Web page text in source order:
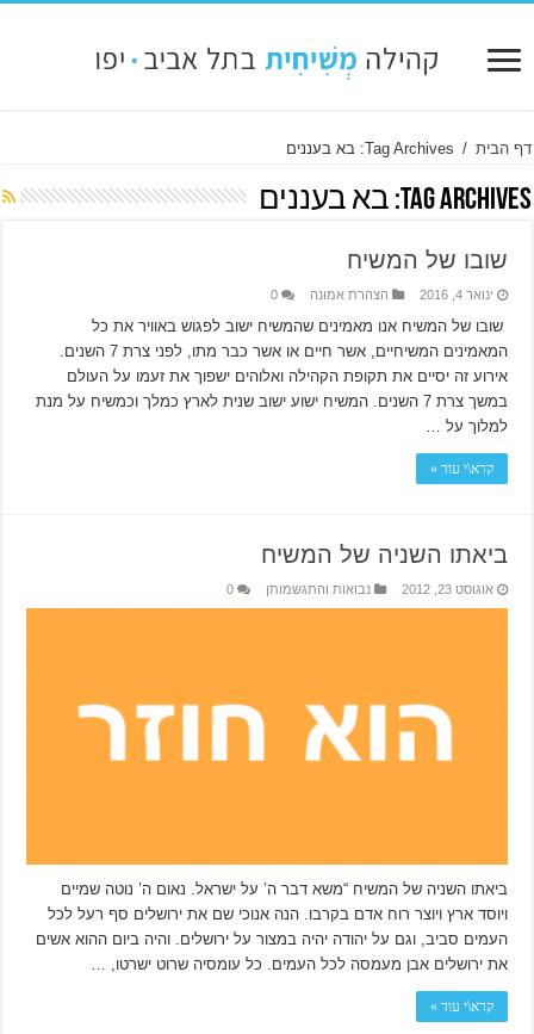
דף הבית / Tag Archives: בא בעננים
Tag Archives: בא בעננים
שובו של המשיח
ינואר 4, 2016 הצהרת אמונה 0
שובו של המשיח אנו מאמינים שהמשיח ישוב לפגוש באוויר את כל
המאמינים המשיחיים, אשר חיים או אשר כבר מתו, לפני צרת 7 השנים.
אירוע זה יסיים את תקופת הקהילה ואלוהים ישפוך את זעמו על העולם
במשך צרת 7 השנים. המשיח ישוע ישוב שנית לארץ כמלך וכמשיח על מנת
למלוך על …
קרא\י עוד »
ביאתו השניה של המשיח
אוגוסט 23, 2012 נבואות והתגשמותן 0
ביאתו השניה של המשיח “משא דבר ה’ על ישראל. נאום ה’ נוטה שמיים
ויוסד ארץ ויוצר רוח אדם בקרבו. הנה אנוכי שם את ירושלים סף רעל לכל
העמים סביב, וגם על יהודה יהיה במצור על ירושלים. והיה ביום ההוא אשים
את ירושלים אבן מעמסה לכל העמים. כל עומסיה שרוט ישרטו, …
קרא\י עוד »